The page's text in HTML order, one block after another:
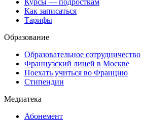
Как записаться
Тарифы
Образование
Образовательное сотрудничество
Французский лицей в Москве
Поехать учиться во Францию
Стипендии
Медиатека
Абонемент